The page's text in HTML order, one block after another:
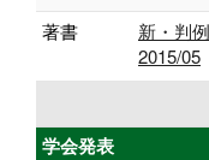
著書
新・判
2015/05
学会発表